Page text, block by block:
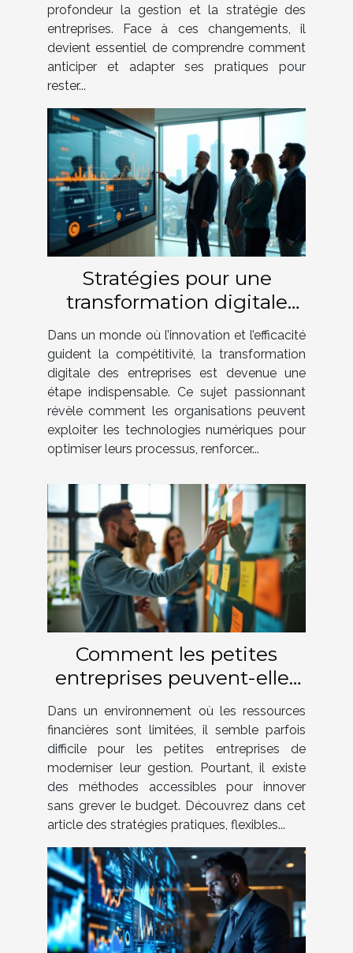
profondeur la gestion et la stratégie des
entreprises. Face à ces changements, il
devient essentiel de comprendre comment
anticiper et adapter ses pratiques pour
rester...
Stratégies pour une
transformation digitale
réussie en entreprise
Dans un monde où l’innovation et l’efficacité
guident la compétitivité, la transformation
digitale des entreprises est devenue une
étape indispensable. Ce sujet passionnant
révèle comment les organisations peuvent
exploiter les technologies numériques pour
optimiser leurs processus, renforcer...
Comment les petites
entreprises peuvent-elles
innover en gestion sans
grands budgets ?
Dans un environnement où les ressources
financières sont limitées, il semble parfois
difficile pour les petites entreprises de
moderniser leur gestion. Pourtant, il existe
des méthodes accessibles pour innover
sans grever le budget. Découvrez dans cet
article des stratégies pratiques, flexibles...